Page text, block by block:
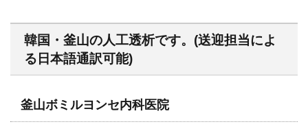
韓国・釜山の人工透析です。(送迎担当によ
る日本語通訳可能)
釜山ボミルヨンセ内科医院